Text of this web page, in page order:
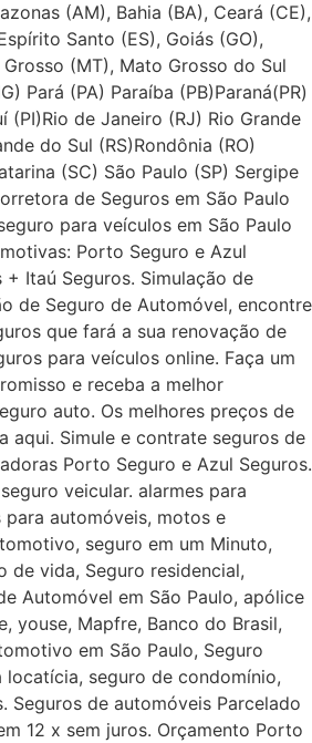
(AM), Bahia (BA), Ceará (CE),
Santo (ES), Goiás (GO),
(MT), Mato Grosso do Sul
Pará (PA) Paraíba (PB)Paraná(PR)
(PI)Rio de Janeiro (RJ) Rio Grande
do Sul (RS)Rondônia (RO)
(SC) São Paulo (SP) Sergipe
de Seguros em São Paulo
para veículos em São Paulo
Porto Seguro e Azul
Itaú Seguros. Simulação de
de Seguro de Automóvel, encontre
que fará a sua renovação de
para veículos online. Faça um
e receba a melhor
auto. Os melhores preços de
aqui. Simule e contrate seguros de
Porto Seguro e Azul Seguros.
veicular. alarmes para
automóveis, motos e
seguro em um Minuto,
de vida, Seguro residencial,
Automóvel em São Paulo, apólice
youse, Mapfre, Banco do Brasil,
em São Paulo, Seguro
locatícia, seguro de condomínio,
Seguros de automóveis Parcelado
12 x sem juros. Orçamento Porto